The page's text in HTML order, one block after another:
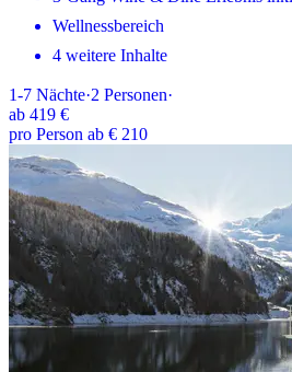
Wellnessbereich
4 weitere Inhalte
1-7 Nächte·2 Personen·
ab 419 €
pro Person ab € 210